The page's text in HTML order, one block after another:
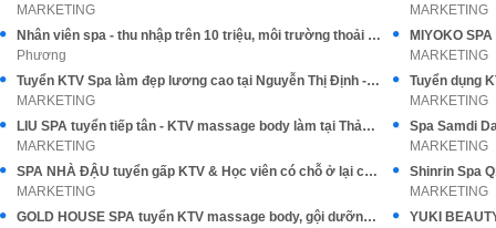
MARKETING
MARKETING
Nhân viên spa - thu nhập trên 10 triệu, môi trường thoải mái
Phương
MARKETING
Tuyển KTV Spa làm đẹp lương cao tại Nguyễn Thị Định - Hà Nội
MARKETING
MARKETING
LIU SPA tuyển tiếp tân - KTV massage body làm tại Thảo Điền Q2
MARKETING
MARKETING
SPA NHÀ ĐẬU tuyển gấp KTV & Học viên có chỗ ở lại cho các bạn
MARKETING
Shinrin Spa
MARKETING
GOLD HOUSE SPA tuyển KTV massage body, gội dưỡng sinh